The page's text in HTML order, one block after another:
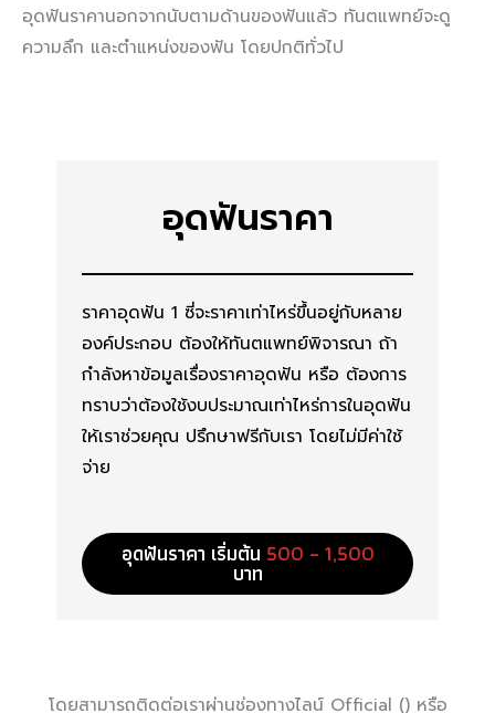
อุดฟันราคานอกจากนับตามด้านของฟันแล้ว ทันตแพทย์จะดู
ความลึก และตำแหน่งของฟัน โดยปกติทั่วไป
อุดฟันราคา
ราคาอุดฟัน 1 ซี่จะราคาเท่าไหร่ขึ้นอยู่กับหลาย
องค์ประกอบ ต้องให้ทันตแพทย์พิจารณา ถ้า
กำลังหาข้อมูลเรื่องราคาอุดฟัน หรือ ต้องการ
ทราบว่าต้องใช้งบประมาณเท่าไหร่การในอุดฟัน
ให้เราช่วยคุณ ปรึกษาฟรีกับเรา โดยไม่มีค่าใช้
จ่าย
อุดฟันราคา เริ่มต้น 500 – 1,500
บาท
โดยสามารถติดต่อเราผ่านช่องทางไลน์ Official () หรือ